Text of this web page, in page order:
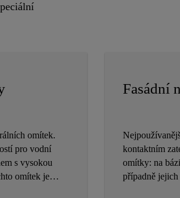
omítek.
pro vodní
s vysokou
omítek je
Fasádní
kontaktním
omítky: na
případně